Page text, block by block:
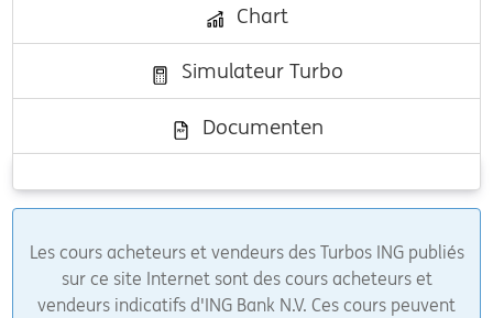
Chart
Simulateur Turbo
Documenten
Les cours acheteurs et vendeurs des Turbos ING publiés
sur ce site Internet sont des cours acheteurs et
vendeurs indicatifs d'ING Bank N.V. Ces cours peuvent